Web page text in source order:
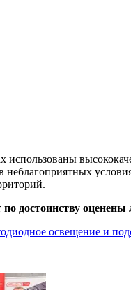
достоинству
освещение и